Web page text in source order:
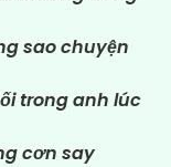
sao chuyện
trong anh lúc
cơn say